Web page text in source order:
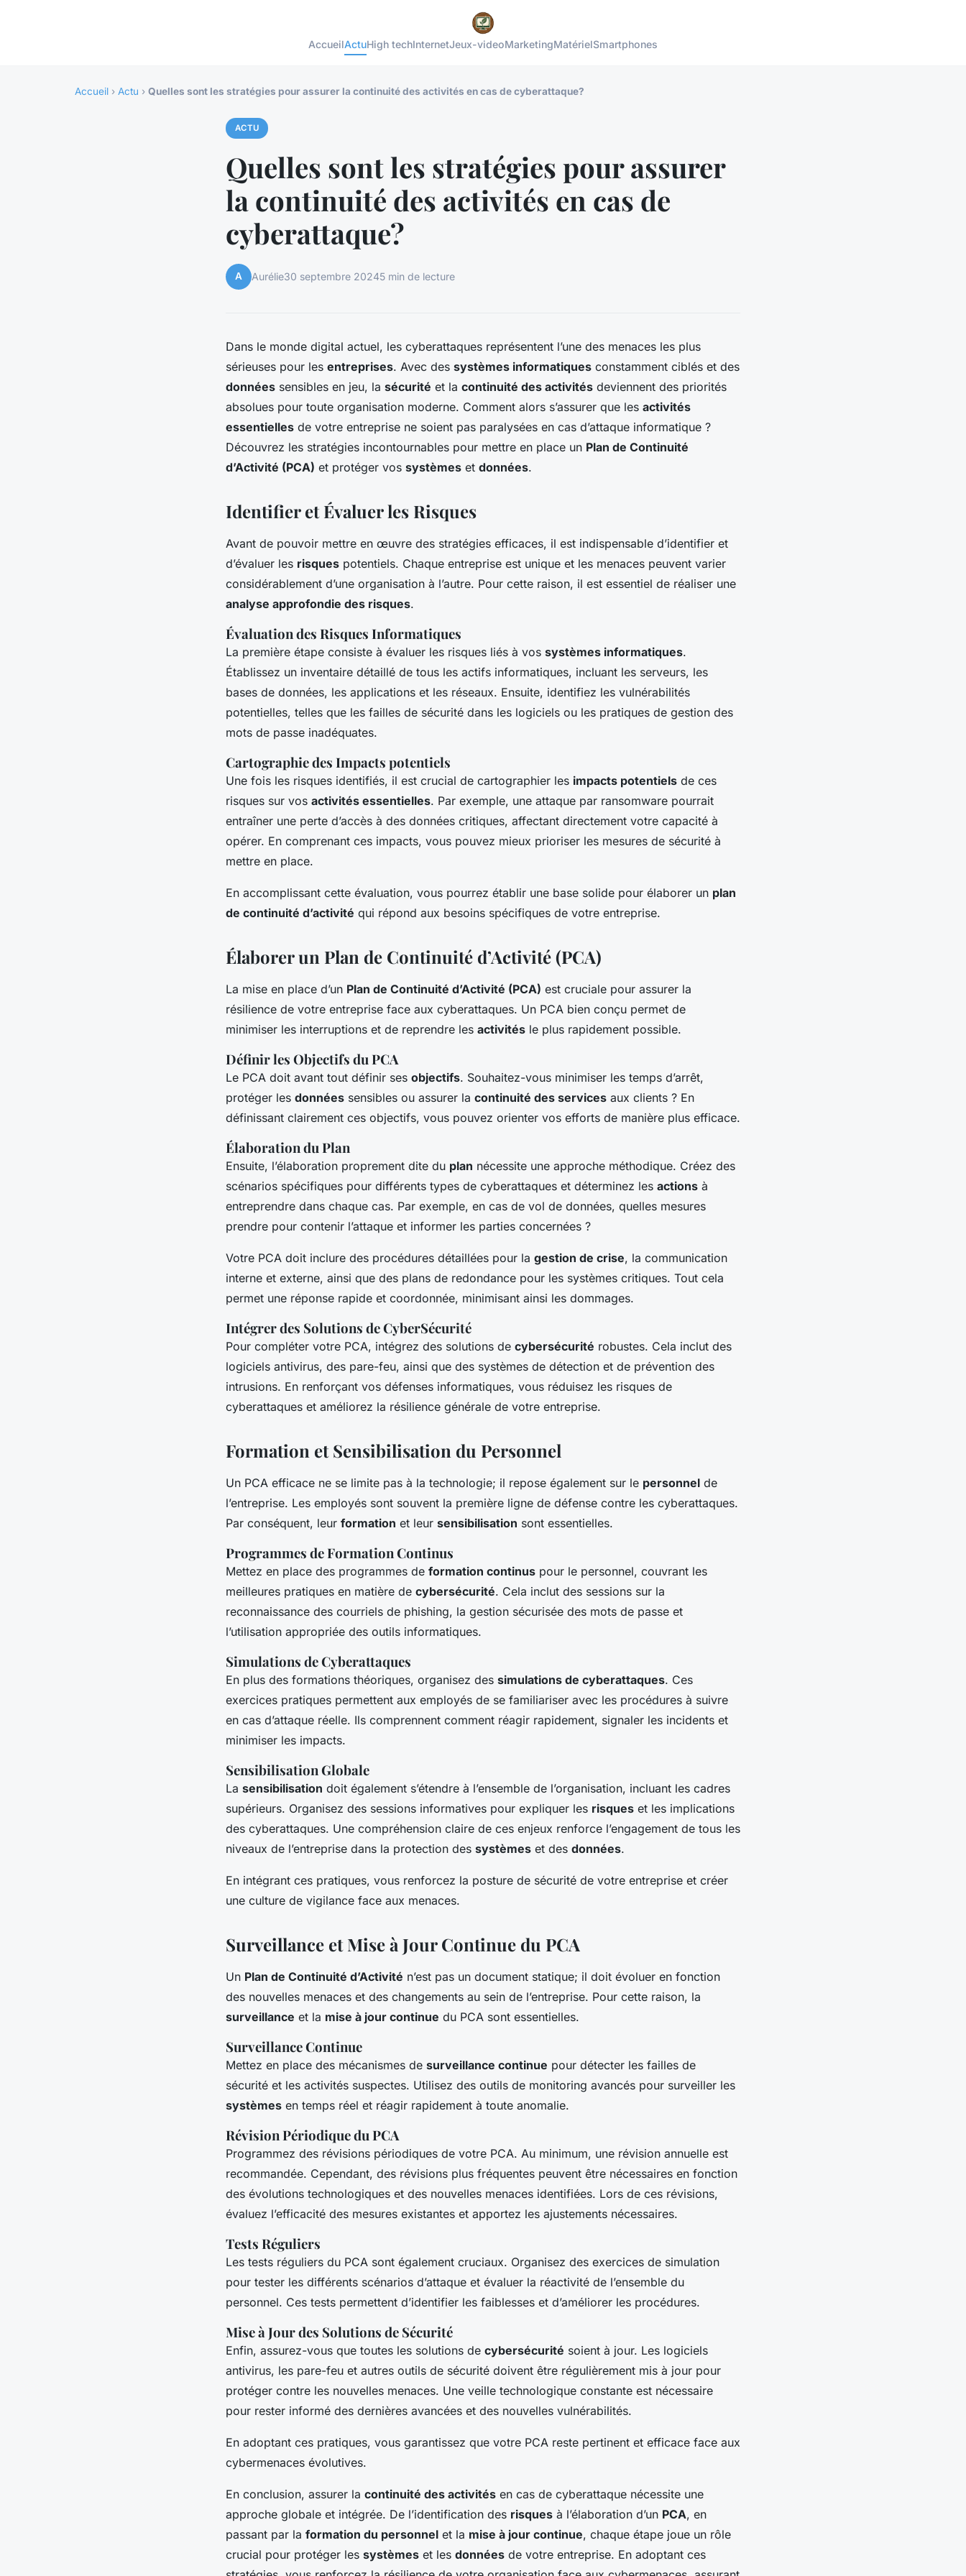
AccueilActuHigh techInternetJeux-videoMarketingMatérielSmartphones
Accueil › Actu › Quelles sont les stratégies pour assurer la continuité des activités en cas de cyberattaque?
ACTU
Quelles sont les stratégies pour assurer
la continuité des activités en cas de
cyberattaque?
A Aurélie30 septembre 20245 min de lecture
Dans le monde digital actuel, les cyberattaques représentent l’une des menaces les plus
sérieuses pour les entreprises. Avec des systèmes informatiques constamment ciblés et des
données sensibles en jeu, la sécurité et la continuité des activités deviennent des priorités
absolues pour toute organisation moderne. Comment alors s’assurer que les activités
essentielles de votre entreprise ne soient pas paralysées en cas d’attaque informatique ?
Découvrez les stratégies incontournables pour mettre en place un Plan de Continuité
d’Activité (PCA) et protéger vos systèmes et données.
Identifier et Évaluer les Risques
Avant de pouvoir mettre en œuvre des stratégies efficaces, il est indispensable d’identifier et
d’évaluer les risques potentiels. Chaque entreprise est unique et les menaces peuvent varier
considérablement d’une organisation à l’autre. Pour cette raison, il est essentiel de réaliser une
analyse approfondie des risques.
Évaluation des Risques Informatiques
La première étape consiste à évaluer les risques liés à vos systèmes informatiques.
Établissez un inventaire détaillé de tous les actifs informatiques, incluant les serveurs, les
bases de données, les applications et les réseaux. Ensuite, identifiez les vulnérabilités
potentielles, telles que les failles de sécurité dans les logiciels ou les pratiques de gestion des
mots de passe inadéquates.
Cartographie des Impacts potentiels
Une fois les risques identifiés, il est crucial de cartographier les impacts potentiels de ces
risques sur vos activités essentielles. Par exemple, une attaque par ransomware pourrait
entraîner une perte d’accès à des données critiques, affectant directement votre capacité à
opérer. En comprenant ces impacts, vous pouvez mieux prioriser les mesures de sécurité à
mettre en place.
En accomplissant cette évaluation, vous pourrez établir une base solide pour élaborer un plan
de continuité d’activité qui répond aux besoins spécifiques de votre entreprise.
Élaborer un Plan de Continuité d’Activité (PCA)
La mise en place d’un Plan de Continuité d’Activité (PCA) est cruciale pour assurer la
résilience de votre entreprise face aux cyberattaques. Un PCA bien conçu permet de
minimiser les interruptions et de reprendre les activités le plus rapidement possible.
Définir les Objectifs du PCA
Le PCA doit avant tout définir ses objectifs. Souhaitez-vous minimiser les temps d’arrêt,
protéger les données sensibles ou assurer la continuité des services aux clients ? En
définissant clairement ces objectifs, vous pouvez orienter vos efforts de manière plus efficace.
Élaboration du Plan
Ensuite, l’élaboration proprement dite du plan nécessite une approche méthodique. Créez des
scénarios spécifiques pour différents types de cyberattaques et déterminez les actions à
entreprendre dans chaque cas. Par exemple, en cas de vol de données, quelles mesures
prendre pour contenir l’attaque et informer les parties concernées ?
Votre PCA doit inclure des procédures détaillées pour la gestion de crise, la communication
interne et externe, ainsi que des plans de redondance pour les systèmes critiques. Tout cela
permet une réponse rapide et coordonnée, minimisant ainsi les dommages.
Intégrer des Solutions de CyberSécurité
Pour compléter votre PCA, intégrez des solutions de cybersécurité robustes. Cela inclut des
logiciels antivirus, des pare-feu, ainsi que des systèmes de détection et de prévention des
intrusions. En renforçant vos défenses informatiques, vous réduisez les risques de
cyberattaques et améliorez la résilience générale de votre entreprise.
Formation et Sensibilisation du Personnel
Un PCA efficace ne se limite pas à la technologie; il repose également sur le personnel de
l’entreprise. Les employés sont souvent la première ligne de défense contre les cyberattaques.
Par conséquent, leur formation et leur sensibilisation sont essentielles.
Programmes de Formation Continus
Mettez en place des programmes de formation continus pour le personnel, couvrant les
meilleures pratiques en matière de cybersécurité. Cela inclut des sessions sur la
reconnaissance des courriels de phishing, la gestion sécurisée des mots de passe et
l’utilisation appropriée des outils informatiques.
Simulations de Cyberattaques
En plus des formations théoriques, organisez des simulations de cyberattaques. Ces
exercices pratiques permettent aux employés de se familiariser avec les procédures à suivre
en cas d’attaque réelle. Ils comprennent comment réagir rapidement, signaler les incidents et
minimiser les impacts.
Sensibilisation Globale
La sensibilisation doit également s’étendre à l’ensemble de l’organisation, incluant les cadres
supérieurs. Organisez des sessions informatives pour expliquer les risques et les implications
des cyberattaques. Une compréhension claire de ces enjeux renforce l’engagement de tous les
niveaux de l’entreprise dans la protection des systèmes et des données.
En intégrant ces pratiques, vous renforcez la posture de sécurité de votre entreprise et créer
une culture de vigilance face aux menaces.
Surveillance et Mise à Jour Continue du PCA
Un Plan de Continuité d’Activité n’est pas un document statique; il doit évoluer en fonction
des nouvelles menaces et des changements au sein de l’entreprise. Pour cette raison, la
surveillance et la mise à jour continue du PCA sont essentielles.
Surveillance Continue
Mettez en place des mécanismes de surveillance continue pour détecter les failles de
sécurité et les activités suspectes. Utilisez des outils de monitoring avancés pour surveiller les
systèmes en temps réel et réagir rapidement à toute anomalie.
Révision Périodique du PCA
Programmez des révisions périodiques de votre PCA. Au minimum, une révision annuelle est
recommandée. Cependant, des révisions plus fréquentes peuvent être nécessaires en fonction
des évolutions technologiques et des nouvelles menaces identifiées. Lors de ces révisions,
évaluez l’efficacité des mesures existantes et apportez les ajustements nécessaires.
Tests Réguliers
Les tests réguliers du PCA sont également cruciaux. Organisez des exercices de simulation
pour tester les différents scénarios d’attaque et évaluer la réactivité de l’ensemble du
personnel. Ces tests permettent d’identifier les faiblesses et d’améliorer les procédures.
Mise à Jour des Solutions de Sécurité
Enfin, assurez-vous que toutes les solutions de cybersécurité soient à jour. Les logiciels
antivirus, les pare-feu et autres outils de sécurité doivent être régulièrement mis à jour pour
protéger contre les nouvelles menaces. Une veille technologique constante est nécessaire
pour rester informé des dernières avancées et des nouvelles vulnérabilités.
En adoptant ces pratiques, vous garantissez que votre PCA reste pertinent et efficace face aux
cybermenaces évolutives.
En conclusion, assurer la continuité des activités en cas de cyberattaque nécessite une
approche globale et intégrée. De l’identification des risques à l’élaboration d’un PCA, en
passant par la formation du personnel et la mise à jour continue, chaque étape joue un rôle
crucial pour protéger les systèmes et les données de votre entreprise. En adoptant ces